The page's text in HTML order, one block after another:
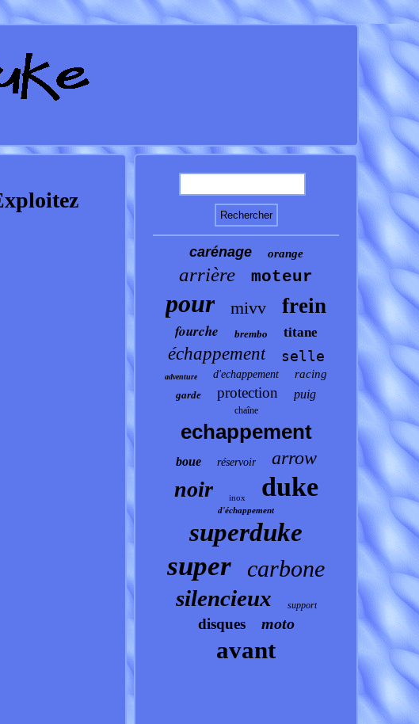
carénage orange
arrière moteur
pour mivv frein
fourche brembo titane
échappement selle
adventure d'echappement racing
garde protection puig
chaîne
echappement
boue réservoir arrow
noir inox duke
d'échappement
superduke
super carbone
silencieux support
disques moto
avant